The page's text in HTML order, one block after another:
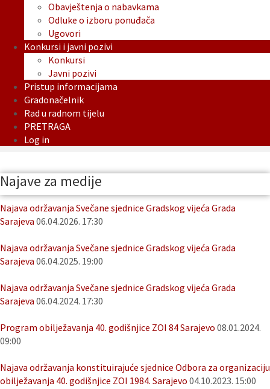
Obavještenja o nabavkama
Odluke o izboru ponuđača
Ugovori
Konkursi i javni pozivi
Konkursi
Javni pozivi
Pristup informacijama
Gradonačelnik
Rad u radnom tijelu
PRETRAGA
Log in
Najave za medije
Najava održavanja Svečane sjednice Gradskog vijeća Grada
Sarajeva 06.04.2026. 17:30
Najava održavanja Svečane sjednice Gradskog vijeća Grada
Sarajeva 06.04.2025. 19:00
Najava održavanja Svečane sjednice Gradskog vijeća Grada
Sarajeva 06.04.2024. 17:30
Program obilježavanja 40. godišnjice ZOI 84 Sarajevo 08.01.2024.
09:00
Najava održavanja konstituirajuće sjednice Odbora za organizaciju
obilježavanja 40. godišnjice ZOI 1984. Sarajevo 04.10.2023. 15:00